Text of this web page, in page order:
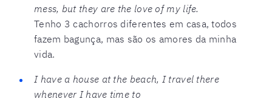
mess, but they are the love of my life.
Tenho 3 cachorros diferentes em casa, todos
fazem bagunça, mas são os amores da minha
vida.
I have a house at the beach, I travel there
whenever I have time to